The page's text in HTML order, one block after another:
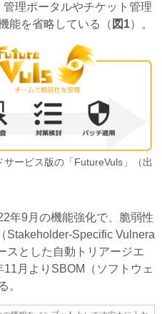
理ポータルやチケット管理
能を省略している（ 図1）。
ービス版の「FutureVuls」（出
年9月の機能強化で、脆弱性
Stakeholder-Specific Vulnera
スとした自動トリアージエ
11月よりSBOM（ソフトウェ
。